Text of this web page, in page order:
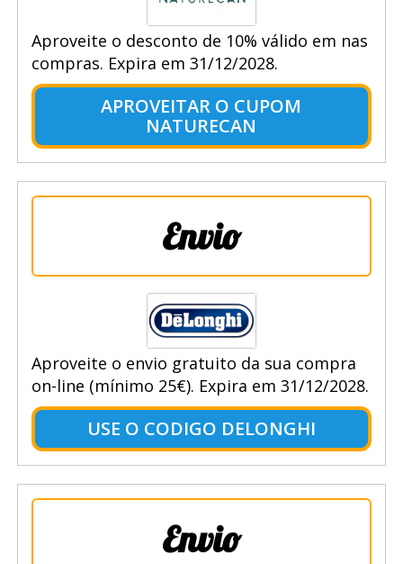
Aproveite o desconto de 10% válido em nas
compras. Expira em 31/12/2028.
APROVEITAR O CUPOM
NATURECAN
Envio
Aproveite o envio gratuito da sua compra
on-line (mínimo 25€). Expira em 31/12/2028.
USE O CODIGO DELONGHI
Envio